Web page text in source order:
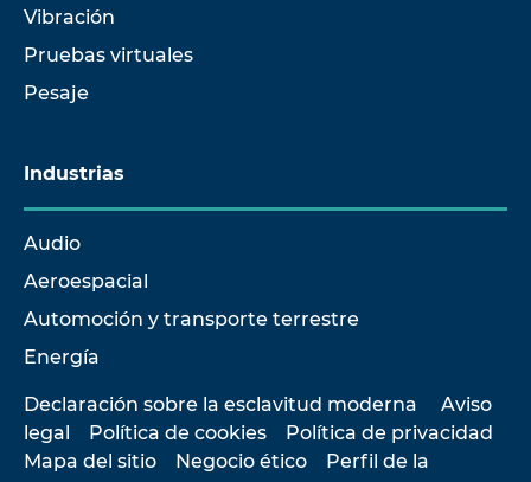
Vibración
Pruebas virtuales
Pesaje
Industrias
Audio
Aeroespacial
Automoción y transporte terrestre
Energía
Declaración sobre la esclavitud moderna
Aviso
legal
Política de cookies
Política de privacidad
Mapa del sitio
Negocio ético
Perfil de la